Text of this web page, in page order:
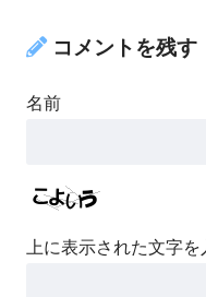
コメントを残す
名前
上に表示された文字